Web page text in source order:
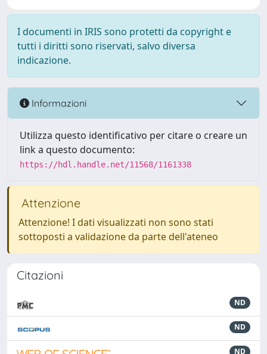
I documenti in IRIS sono protetti da copyright e
tutti i diritti sono riservati, salvo diversa
indicazione.
Informazioni
Utilizza questo identificativo per citare o creare un
link a questo documento:
https://hdl.handle.net/11568/1161338
Attenzione
Attenzione! I dati visualizzati non sono stati
sottoposti a validazione da parte dell'ateneo
Citazioni
ND
ND
ND